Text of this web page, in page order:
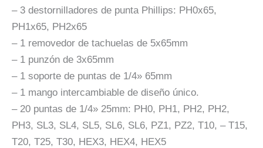
– 3 destornilladores de punta Phillips: PH0x65,
PH1x65, PH2x65
– 1 removedor de tachuelas de 5x65mm
– 1 punzón de 3x65mm
– 1 soporte de puntas de 1/4» 65mm
– 1 mango intercambiable de diseño único.
– 20 puntas de 1/4» 25mm: PH0, PH1, PH2, PH2,
PH3, SL3, SL4, SL5, SL6, SL6, PZ1, PZ2, T10, – T15,
T20, T25, T30, HEX3, HEX4, HEX5